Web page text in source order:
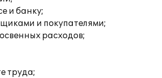
и банку;
и покупателями;
расходов;
труда;